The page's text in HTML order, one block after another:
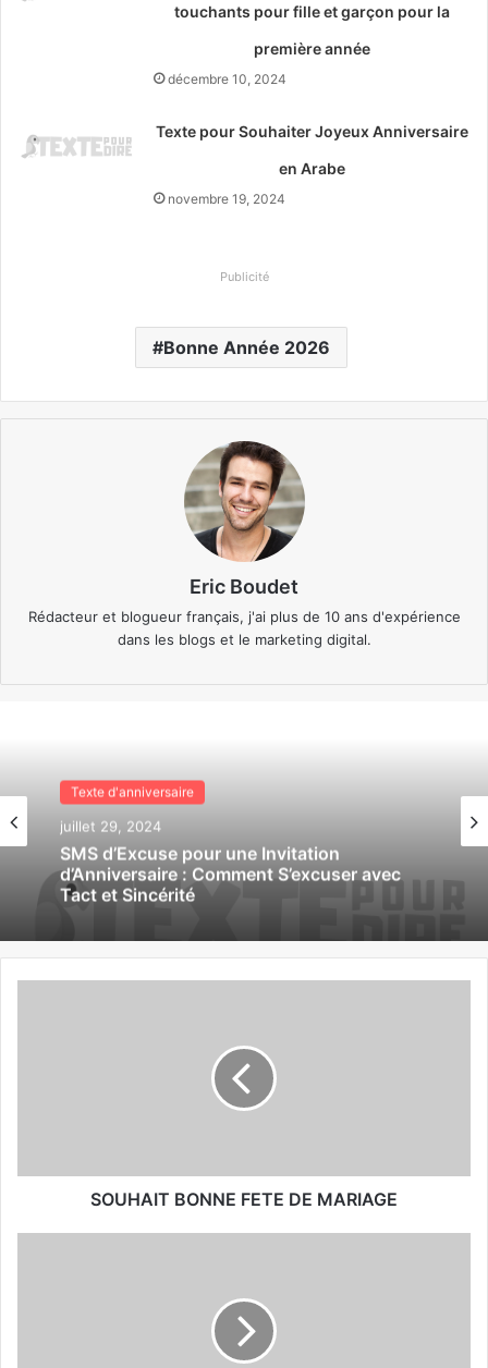
touchants pour fille et garçon pour la
première année
décembre 10, 2024
Texte pour Souhaiter Joyeux Anniversaire
en Arabe
novembre 19, 2024
Publicité
Bonne Année 2026
Eric Boudet
Rédacteur et blogueur français, j'ai plus de 10 ans d'expérience
dans les blogs et le marketing digital.
Texte d'anniversaire
juillet 29, 2024
SMS d’Excuse pour une Invitation
d’Anniversaire : Comment S’excuser avec
Tact et Sincérité
Texte d'anniversaire
juillet 29, 2024
SMS de Confirmation pour Invitation
Répondre avec Style et Efficacité
SOUHAIT BONNE FETE DE MARIAGE